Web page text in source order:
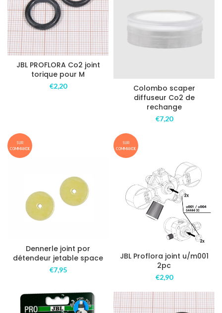
JBL PROFLORA Co2 joint
torique pour M
€2,20
Colombo scaper
diffuseur Co2 de
rechange
€7,20
SUR
COMMANDE
Dennerle joint por
détendeur jetable space
€7,95
SUR
COMMANDE
JBL Proflora joint u/m001
2pc
€2,90